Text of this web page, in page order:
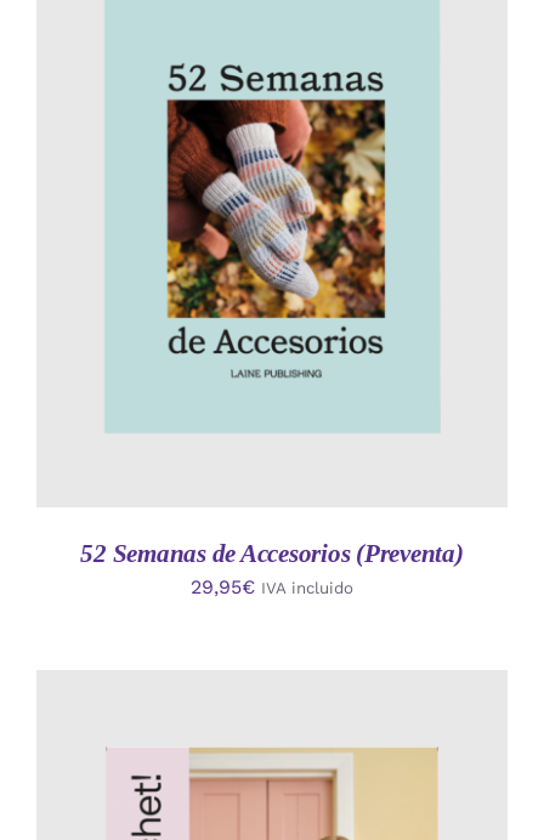
AÑADIR AL CARRITO
/
52 Semanas de Accesorios (Preventa)
29,95€ IVA incluido